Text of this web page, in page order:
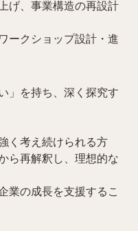
げ、事業構造の再設計
ークショップ設計・進
」を持ち、深く探究す
く考え続けられる方
ら再解釈し、理想的な
業の成長を支援するこ